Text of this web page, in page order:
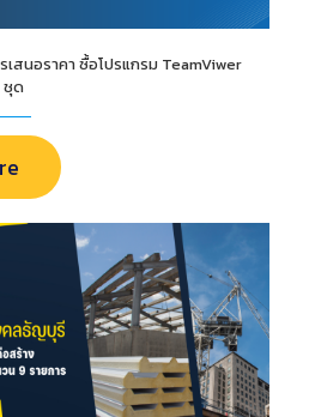
เสนอราคา ซื้อโปรแกรม TeamViwer
ชุด